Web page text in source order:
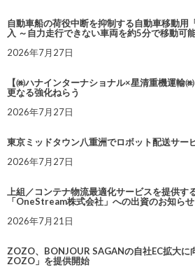
自動車船の荷役中断を抑制する自動車移動用
入 ～自力走行できない車両を約5分で移動可
2026年7月27日
【㈱ハナインターナショナル×星清重機運輸
更なる強化ねらう
2026年7月27日
東京ミッドタウン八重洲でロボット配送サー
2026年7月27日
上組／コンテナ物流最適化サービスを提供す
「OneStream株式会社」への出資のお知らせ
2026年7月21日
ZOZO、BONJOUR SAGANの自社EC拡大
ZOZO」を提供開始